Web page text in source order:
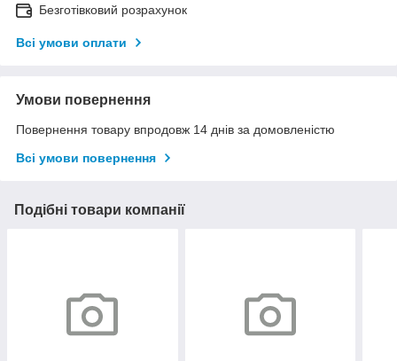
Безготівковий розрахунок
Всі умови оплати
Умови повернення
Повернення товару впродовж 14 днів за домовленістю
Всі умови повернення
Подібні товари компанії